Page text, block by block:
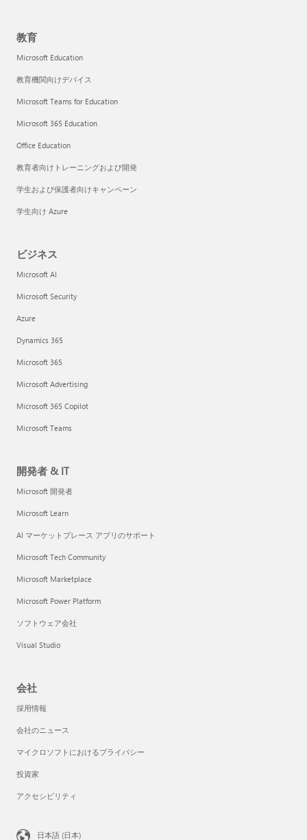
教育
Microsoft Education
教育機関向けデバイス
Microsoft Teams for Education
Microsoft 365 Education
Office Education
教育者向けトレーニングおよび開発
学生および保護者向けキャンペーン
学生向け Azure
ビジネス
Microsoft AI
Microsoft Security
Azure
Dynamics 365
Microsoft 365
Microsoft Advertising
Microsoft 365 Copilot
Microsoft Teams
開発者 & IT
Microsoft 開発者
Microsoft Learn
AI マーケットプレース アプリのサポート
Microsoft Tech Community
Microsoft Marketplace
Microsoft Power Platform
ソフトウェア会社
Visual Studio
会社
採用情報
会社のニュース
マイクロソフトにおけるプライバシー
投資家
アクセシビリティ
日本語 (日本)